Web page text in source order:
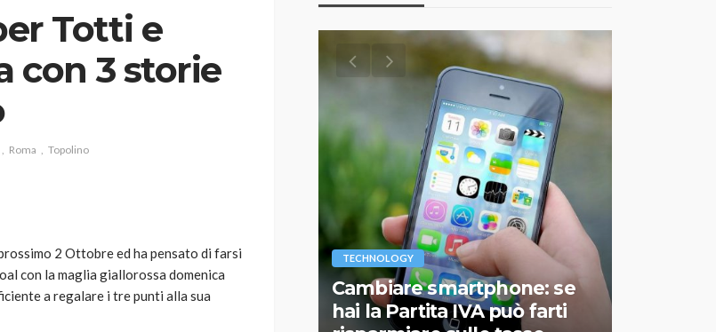
Totti e
con 3 storie
Roma Topolino
2 Ottobre ed ha pensato di farsi
con la maglia giallorossa domenica
a regalare i tre punti alla sua
Davis: tennis mondiale e
passione per
l’automobilismo
TECHNOLOGY
Cambiare smartphone: se
hai la Partita IVA può farti